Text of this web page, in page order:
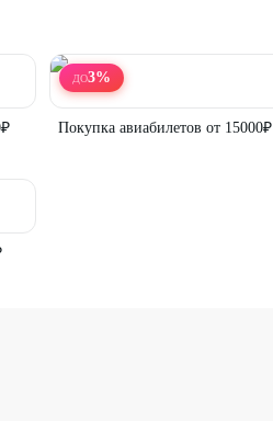
ДО3%
Покупка авиабилетов от 15000₽